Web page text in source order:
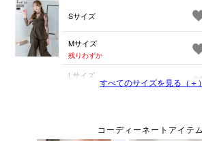
Sサイズ
Mサイズ
残りわずか
Lサイズ
すべてのサイズを見る（＋）